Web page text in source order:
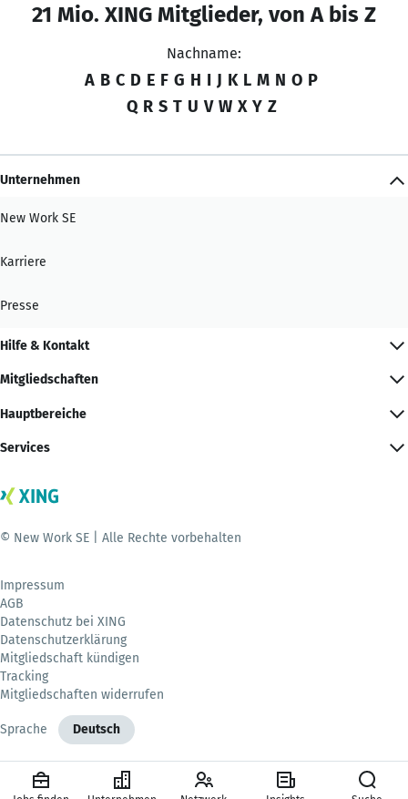
21 Mio. XING Mitglieder, von A bis Z
Nachname:
A B C D E F G H I J K L M N O P
Q R S T U V W X Y Z
Unternehmen
New Work SE
Karriere
Presse
Hilfe & Kontakt
Mitgliedschaften
Hauptbereiche
Services
© New Work SE | Alle Rechte vorbehalten
Impressum
AGB
Datenschutz bei XING
Datenschutzerklärung
Mitgliedschaft kündigen
Tracking
Mitgliedschaften widerrufen
Sprache Deutsch